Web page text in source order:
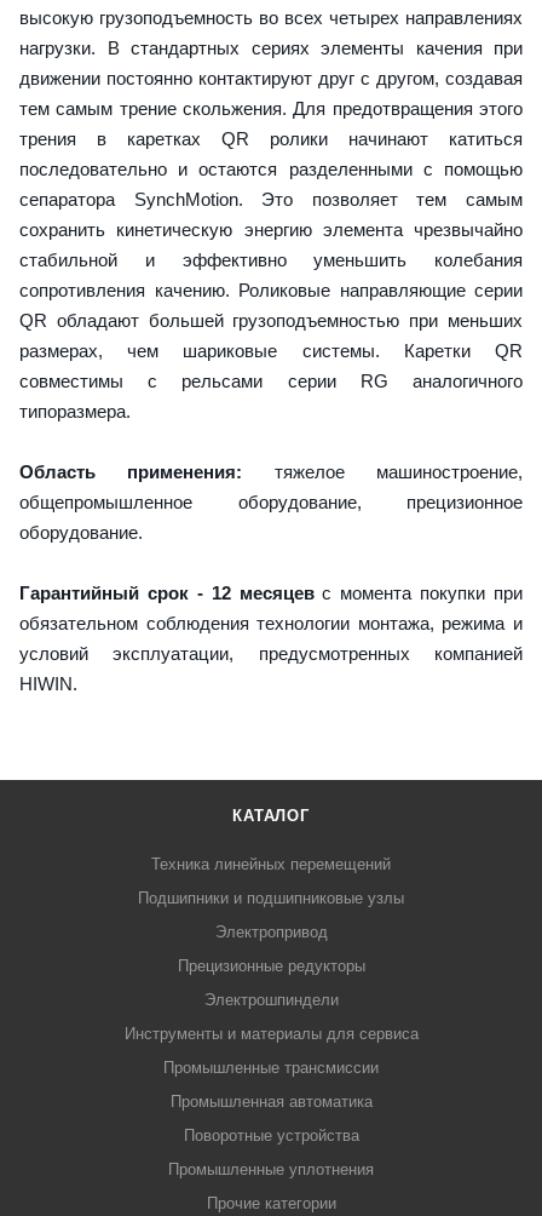
высокую грузоподъемность во всех четырех направлениях
нагрузки. В стандартных сериях элементы качения при
движении постоянно контактируют друг с другом, создавая
тем самым трение скольжения. Для предотвращения этого
трения в каретках QR ролики начинают катиться
последовательно и остаются разделенными с помощью
сепаратора SynchMotion. Это позволяет тем самым
сохранить кинетическую энергию элемента чрезвычайно
стабильной и эффективно уменьшить колебания
сопротивления качению. Роликовые направляющие серии
QR обладают большей грузоподъемностью при меньших
размерах, чем шариковые системы. Каретки QR
совместимы с рельсами серии RG аналогичного
типоразмера.
Область применения: тяжелое машиностроение,
общепромышленное оборудование, прецизионное
оборудование.
Гарантийный срок - 12 месяцевс момента покупки при
обязательном соблюдения технологии монтажа, режима и
условий эксплуатации, предусмотренных компанией
HIWIN.
КАТАЛОГ
Техника линейных перемещений
Подшипники и подшипниковые узлы
Электропривод
Прецизионные редукторы
Электрошпиндели
Инструменты и материалы для сервиса
Промышленные трансмиссии
Промышленная автоматика
Поворотные устройства
Промышленные уплотнения
Прочие категории